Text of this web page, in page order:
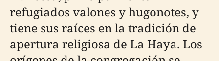
refugiados valones y hugonotes, y
tiene sus raíces en la tradición de
apertura religiosa de La Haya. Los